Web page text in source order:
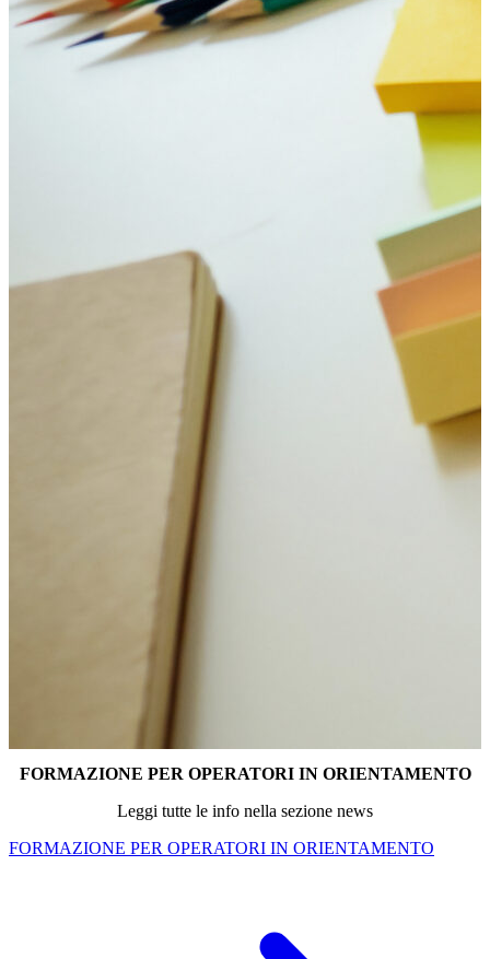
FORMAZIONE PER OPERATORI IN ORIENTAMENTO
Leggi tutte le info nella sezione news
FORMAZIONE PER OPERATORI IN ORIENTAMENTO